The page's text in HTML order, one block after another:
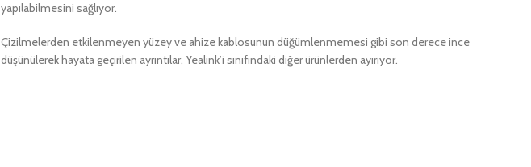
yapılabilmesini sağlıyor.
Çizilmelerden etkilenmeyen yüzey ve ahize kablosunun düğümlenmemesi gibi son derece ince
düşünülerek hayata geçirilen ayrıntılar, Yealink’i sınıfındaki diğer ürünlerden ayırıyor.